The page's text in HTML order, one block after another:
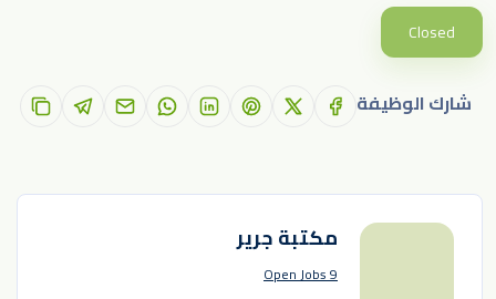
Closed
شارك الوظيفة
مكتبة جرير
9 Open Jobs